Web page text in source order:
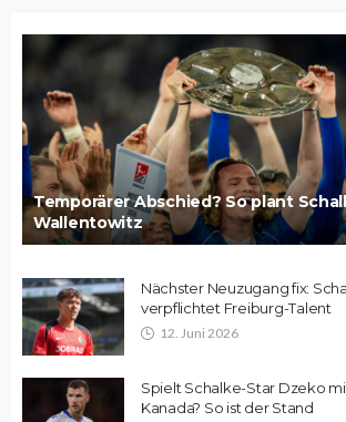
Temporärer Abschied? So plant
Wallentowitz
Nächster Neuzugang fix:
verpflichtet Freiburg-Talent
12. Juni 2026
Spielt Schalke-Star Dzeko
Kanada? So ist der Stand